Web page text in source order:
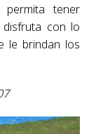
tener
disfruta con lo
le brindan los